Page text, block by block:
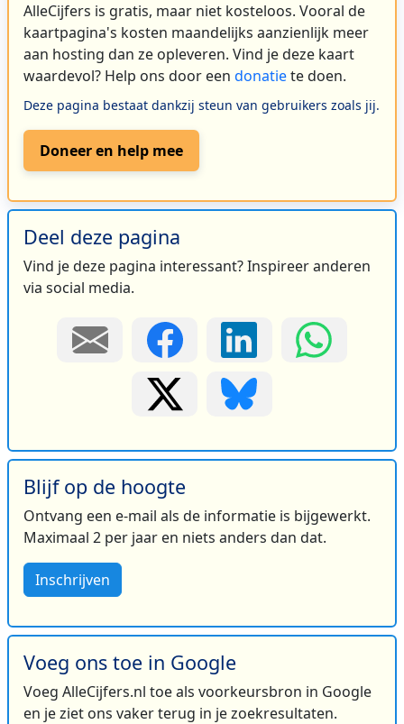
AlleCijfers is gratis, maar niet kosteloos. Vooral de
kaartpagina's kosten maandelijks aanzienlijk meer
aan hosting dan ze opleveren. Vind je deze kaart
waardevol? Help ons door een donatiete doen.
Deze pagina bestaat dankzij steun van gebruikers zoals jij.
Doneer en help mee
Deel deze pagina
Vind je deze pagina interessant? Inspireer anderen
via social media.
Blijf op de hoogte
Ontvang een e-mail als de informatie is bijgewerkt.
Maximaal 2 per jaar en niets anders dan dat.
Inschrijven
Voeg ons toe in Google
Voeg AlleCijfers.nl toe als voorkeursbron in Google
en je ziet ons vaker terug in je zoekresultaten.